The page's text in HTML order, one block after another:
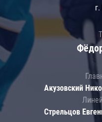
Акузовский
Стрельцов